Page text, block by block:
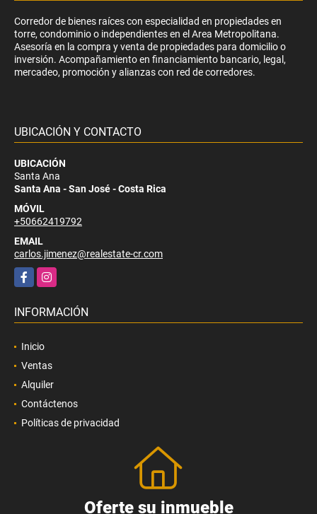
Corredor de bienes raíces con especialidad en propiedades en
torre, condominio o independientes en el Area Metropolitana.
Asesoría en la compra y venta de propiedades para domicilio o
inversión. Acompañamiento en financiamiento bancario, legal,
mercadeo, promoción y alianzas con red de corredores.
UBICACIÓN Y CONTACTO
UBICACIÓN
Santa Ana
Santa Ana - San José - Costa Rica
MÓVIL
+50662419792
EMAIL
carlos.jimenez@realestate-cr.com
FacebookInstagram
INFORMACIÓN
Inicio
Ventas
Alquiler
Contáctenos
Políticas de privacidad
Oferte su inmueble